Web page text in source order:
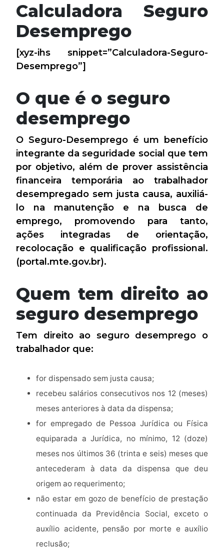
Calculadora Seguro
Desemprego
[xyz-ihs snippet=”Calculadora-Seguro-
Desemprego”]
O que é o seguro
desemprego
O Seguro-Desemprego é um benefício
integrante da seguridade social que tem
por objetivo, além de prover assistência
financeira temporária ao trabalhador
desempregado sem justa causa, auxiliá-
lo na manutenção e na busca de
emprego, promovendo para tanto,
ações integradas de orientação,
recolocação e qualificação profissional.
(portal.mte.gov.br).
Quem tem direito ao
seguro desemprego
Tem direito ao seguro desemprego o
trabalhador que:
for dispensado sem justa causa;
recebeu salários consecutivos nos 12 (meses)
meses anteriores à data da dispensa;
for empregado de Pessoa Jurídica ou Física
equiparada a Jurídica, no mínimo, 12 (doze)
meses nos últimos 36 (trinta e seis) meses que
antecederam à data da dispensa que deu
origem ao requerimento;
não estar em gozo de benefício de prestação
continuada da Previdência Social, exceto o
auxílio acidente, pensão por morte e auxílio
reclusão;